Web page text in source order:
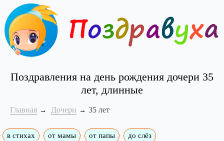
Поздравления на день рождения дочери 35
лет, длинные
Главная Дочери 35 лет
в стихах от мамы от папы до слёз